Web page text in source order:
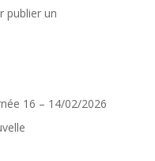
publier un
16 – 14/02/2026